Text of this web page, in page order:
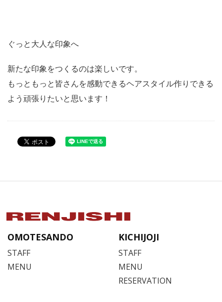
ぐっと大人な印象へ
新たな印象をつくるのは楽しいです。
もっともっと皆さんを感動できるヘアスタイル作りできる
よう頑張りたいと思います！
OMOTESANDO
STAFF
MENU
KICHIJOJI
STAFF
MENU
RESERVATION